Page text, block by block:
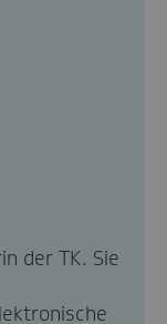
der TK. Sie